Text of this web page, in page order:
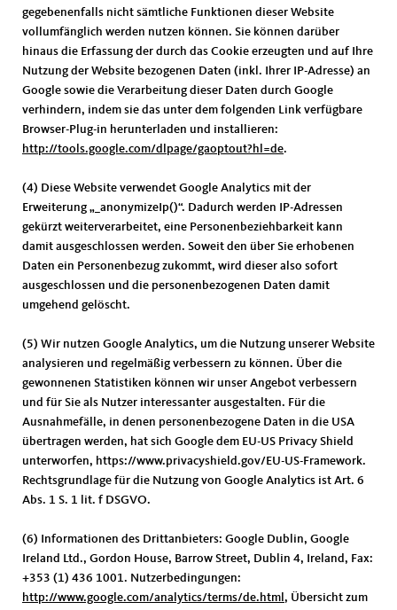
gegebenenfalls nicht sämtliche Funktionen dieser Website
vollumfänglich werden nutzen können. Sie können darüber
hinaus die Erfassung der durch das Cookie erzeugten und auf Ihre
Nutzung der Website bezogenen Daten (inkl. Ihrer IP-Adresse) an
Google sowie die Verarbeitung dieser Daten durch Google
verhindern, indem sie das unter dem folgenden Link verfügbare
Browser-Plug-in herunterladen und installieren:
http://tools.google.com/dlpage/gaoptout?hl=de.
(4) Diese Website verwendet Google Analytics mit der
Erweiterung „_anonymizeIp()“. Dadurch werden IP-Adressen
gekürzt weiterverarbeitet, eine Personenbeziehbarkeit kann
damit ausgeschlossen werden. Soweit den über Sie erhobenen
Daten ein Personenbezug zukommt, wird dieser also sofort
ausgeschlossen und die personenbezogenen Daten damit
umgehend gelöscht.
(5) Wir nutzen Google Analytics, um die Nutzung unserer Website
analysieren und regelmäßig verbessern zu können. Über die
gewonnenen Statistiken können wir unser Angebot verbessern
und für Sie als Nutzer interessanter ausgestalten. Für die
Ausnahmefälle, in denen personenbezogene Daten in die USA
übertragen werden, hat sich Google dem EU-US Privacy Shield
unterworfen, https://www.privacyshield.gov/EU-US-Framework.
Rechtsgrundlage für die Nutzung von Google Analytics ist Art. 6
Abs. 1 S. 1 lit. f DSGVO.
(6) Informationen des Drittanbieters: Google Dublin, Google
Ireland Ltd., Gordon House, Barrow Street, Dublin 4, Ireland, Fax:
+353 (1) 436 1001. Nutzerbedingungen:
http://www.google.com/analytics/terms/de.html , Übersicht zum